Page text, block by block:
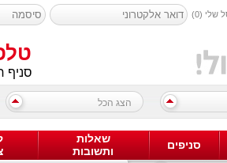
שלי (0)
סניף
הצג הכל
סניפים
שאלות
ותשובות